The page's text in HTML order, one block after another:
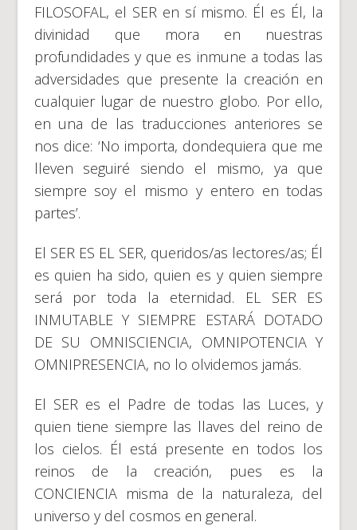
FILOSOFAL, el SER en sí mismo. Él es Él, la
divinidad que mora en nuestras
profundidades y que es inmune a todas las
adversidades que presente la creación en
cualquier lugar de nuestro globo. Por ello,
en una de las traducciones anteriores se
nos dice: ‘No importa, dondequiera que me
lleven seguiré siendo el mismo, ya que
siempre soy el mismo y entero en todas
partes’.
El SER ES EL SER, queridos/as lectores/as; Él
es quien ha sido, quien es y quien siempre
será por toda la eternidad. EL SER ES
INMUTABLE Y SIEMPRE ESTARÁ DOTADO
DE SU OMNISCIENCIA, OMNIPOTENCIA Y
OMNIPRESENCIA, no lo olvidemos jamás.
El SER es el Padre de todas las Luces, y
quien tiene siempre las llaves del reino de
los cielos. Él está presente en todos los
reinos de la creación, pues es la
CONCIENCIA misma de la naturaleza, del
universo y del cosmos en general.